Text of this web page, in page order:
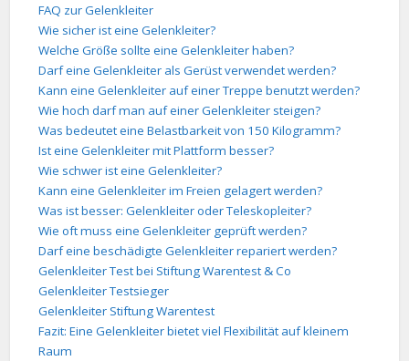
FAQ zur Gelenkleiter
Wie sicher ist eine Gelenkleiter?
Welche Größe sollte eine Gelenkleiter haben?
Darf eine Gelenkleiter als Gerüst verwendet werden?
Kann eine Gelenkleiter auf einer Treppe benutzt werden?
Wie hoch darf man auf einer Gelenkleiter steigen?
Was bedeutet eine Belastbarkeit von 150 Kilogramm?
Ist eine Gelenkleiter mit Plattform besser?
Wie schwer ist eine Gelenkleiter?
Kann eine Gelenkleiter im Freien gelagert werden?
Was ist besser: Gelenkleiter oder Teleskopleiter?
Wie oft muss eine Gelenkleiter geprüft werden?
Darf eine beschädigte Gelenkleiter repariert werden?
Gelenkleiter Test bei Stiftung Warentest & Co
Gelenkleiter Testsieger
Gelenkleiter Stiftung Warentest
Fazit: Eine Gelenkleiter bietet viel Flexibilität auf kleinem
Raum